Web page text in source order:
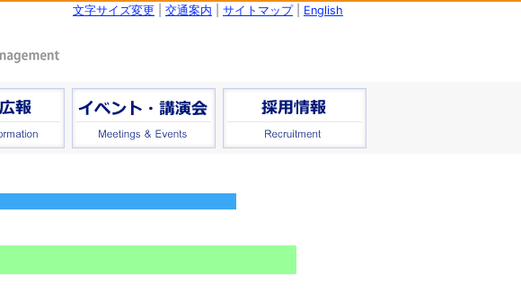
文字サイズ変更 交通案内 サイトマップ| English